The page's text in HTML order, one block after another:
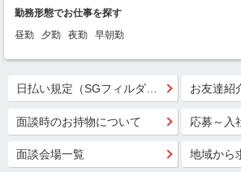
勤務形態でお仕事を探す
昼勤
夕勤 夜勤 早朝勤
日払い規定（SGフィルダー） お友達紹
面談時のお持物について 応募～入
面談会場一覧 地域から